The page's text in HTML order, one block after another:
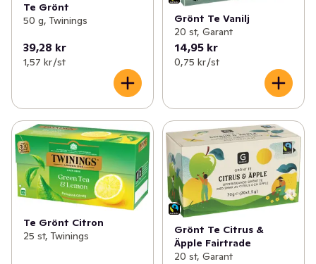
Te Grönt
50 g, Twinings
39,28 kr
1,57 kr /st
Grönt Te Vanilj
20 st, Garant
14,95 kr
0,75 kr /st
Te Grönt Citron
25 st, Twinings
Grönt Te Citrus &
Äpple Fairtrade
20 st, Garant